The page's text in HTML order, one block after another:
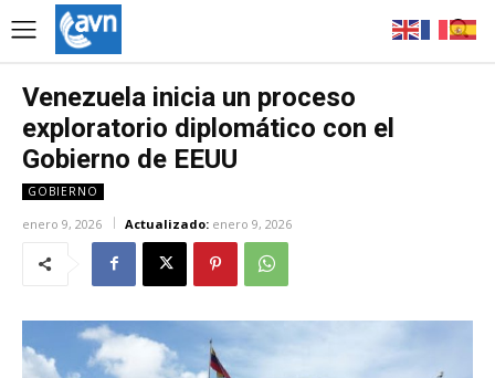
Venezuela inicia un proceso
exploratorio diplomático con el
Gobierno de EEUU
GOBIERNO
enero 9, 2026 Actualizado: enero 9, 2026